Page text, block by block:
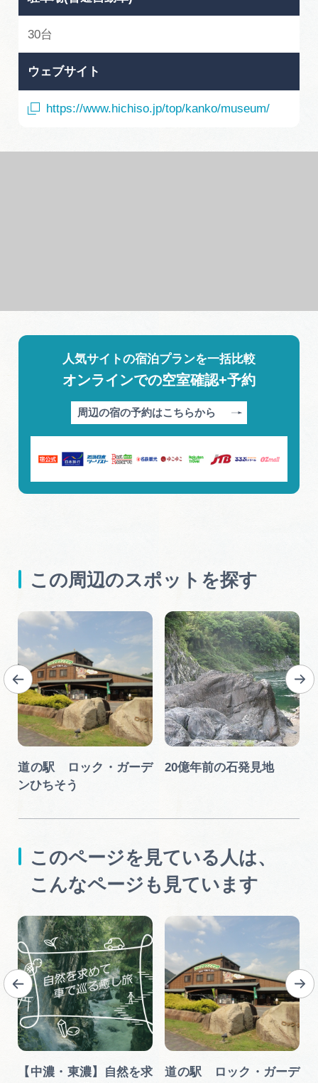
30台
ウェブサイト
https://www.hichiso.jp/top/kanko/museum/
人気サイトの宿泊プランを一括比較
オンラインでの空室確認+予約
周辺の宿の予約はこちらから
この周辺のスポットを探す
道の駅 ロック・ガーデ
ンひちそう
20億年前の石発見地
このページを見ている人は、
こんなページも見ています
【中濃・東濃】自然を求
道の駅 ロック・ガーデ